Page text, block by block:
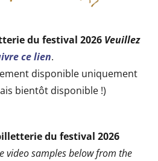
du festival 2026 Veuillez
ce lien.
disponible uniquement
bientôt disponible !)
du festival 2026
video samples below from the